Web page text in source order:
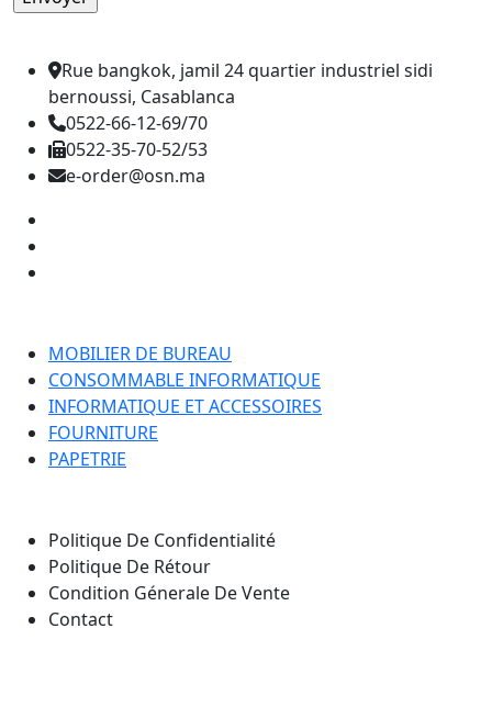
Rue bangkok, jamil 24 quartier industriel sidi
bernoussi, Casablanca
0522-66-12-69/70
0522-35-70-52/53
e-order@osn.ma
MOBILIER DE BUREAU
CONSOMMABLE INFORMATIQUE
INFORMATIQUE ET ACCESSOIRES
FOURNITURE
PAPETRIE
Politique De Confidentialité
Politique De Rétour
Condition Génerale De Vente
Contact